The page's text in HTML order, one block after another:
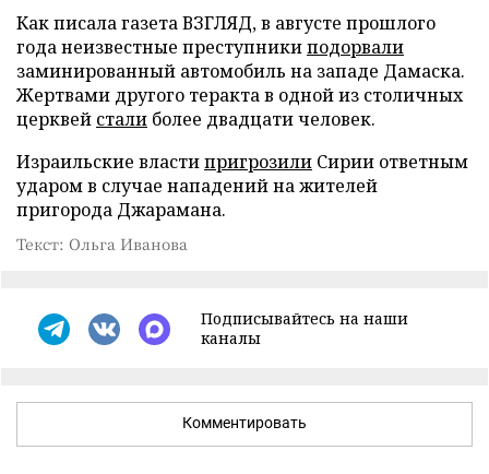
Как писала газета ВЗГЛЯД, в августе прошлого
года неизвестные преступникиподорвали
заминированный автомобиль на западе Дамаска.
Жертвами другого теракта в одной из столичных
церквей стали более двадцати человек.
Израильские властипригрозили Сирии ответным
ударом в случае нападений на жителей
пригорода Джарамана.
Текст: Ольга Иванова
Подписывайтесь на наши
каналы
Комментировать